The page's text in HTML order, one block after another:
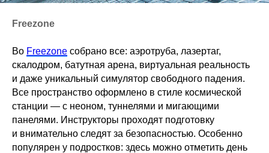
Freezone
Во Freezone собрано все: аэротруба, лазертаг,
скалодром, батутная арена, виртуальная реальность
и даже уникальный симулятор свободного падения.
Все пространство оформлено в стиле космической
станции — с неоном, туннелями и мигающими
панелями. Инструкторы проходят подготовку
и внимательно следят за безопасностью. Особенно
популярен у подростков: здесь можно отметить день